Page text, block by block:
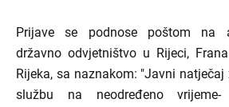
Prijave se podnose poštom na
državno odvjetništvo u Rijeci,
Rijeka, sa naznakom: "Javni
službu na neodređeno vrijeme-